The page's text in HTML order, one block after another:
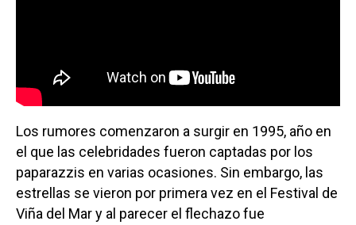
Los rumores comenzaron a surgir en 1995, año en
el que las celebridades fueron captadas por los
paparazzis en varias ocasiones. Sin embargo, las
estrellas se vieron por primera vez en el Festival de
Viña del Mar y al parecer el flechazo fue